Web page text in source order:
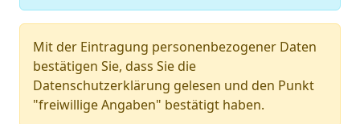
Mit der Eintragung personenbezogener Daten
bestätigen Sie, dass Sie die
Datenschutzerklärung gelesen und den Punkt
"freiwillige Angaben" bestätigt haben.